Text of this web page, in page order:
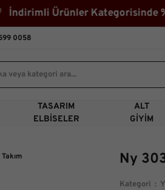
Kategorisinde
0058
TASARIM
ELBISELER
ALT
GIYIM
Ny
Kategori